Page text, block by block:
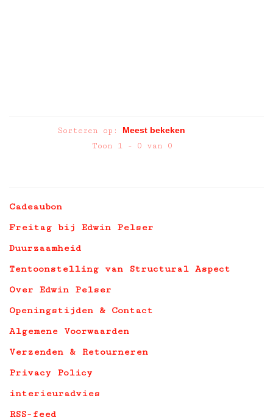
Sorteren op:
Toon 1 - 0 van 0
Cadeaubon
Freitag bij Edwin Pelser
Duurzaamheid
Tentoonstelling van Structural Aspect
Over Edwin Pelser
Openingstijden & Contact
Algemene Voorwaarden
Verzenden & Retourneren
Privacy Policy
interieuradvies
RSS-feed